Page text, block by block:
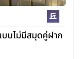
บไม่มีสมุดคู่ฝาก